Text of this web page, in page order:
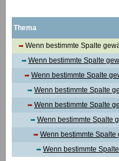
Thema
Wenn bestimmte Spalte
Wenn bestimmte Spalte
Wenn bestimmte Spalte
Wenn bestimmte Spalte
Wenn bestimmte Spalte
Wenn bestimmte Spalte
Wenn bestimmte
Wenn bestimmte